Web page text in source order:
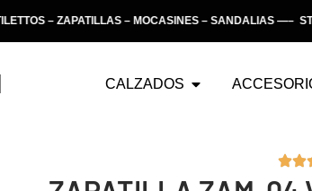
– ZAPATILLAS – MOCASINES – SANDALIAS —–
CALZADOS